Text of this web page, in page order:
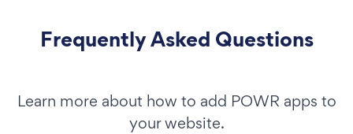
Frequently Asked Questions
Learn more about how to add POWR apps to
your website.